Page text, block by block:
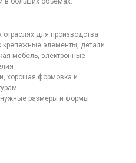
для производства
крепежные элементы, детали
мебель, электронные
хорошая формовка и
нужные размеры и формы